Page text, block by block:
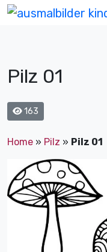
Pilz 01
163
Home » Pilz » Pilz 01